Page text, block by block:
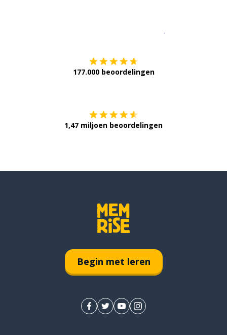
177.000 beoordelingen
1,47 miljoen beoordelingen
Begin met leren